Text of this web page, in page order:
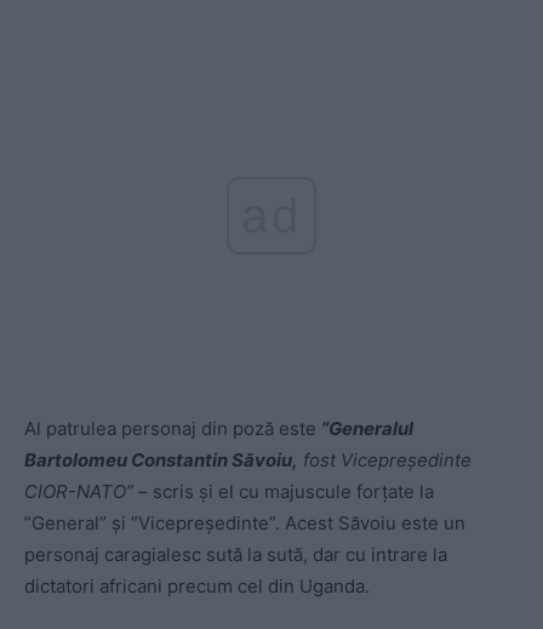
Al patrulea personaj din poză este ”Generalul
Bartolomeu Constantin Săvoiu, fost Vicepreședinte
CIOR-NATO” – scris și el cu majuscule forțate la
”General” și ”Vicepreședinte”. Acest Săvoiu este un
personaj caragialesc sută la sută, dar cu intrare la
dictatori africani precum cel din Uganda.